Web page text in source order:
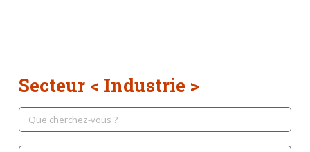
Secteur < Industrie >